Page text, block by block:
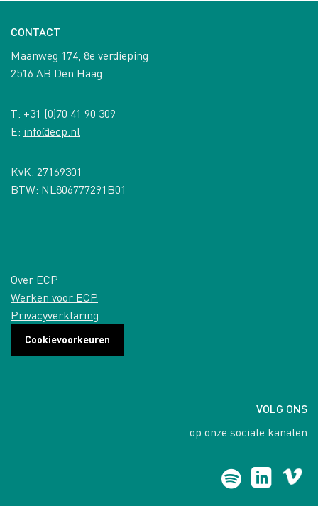
CONTACT
Maanweg 174, 8e verdieping
2516 AB Den Haag
T: +31 (0)70 41 90 309
E: info@ecp.nl
KvK: 27169301
BTW: NL806777291B01
Over ECP
Werken voor ECP
Privacyverklaring
Cookievoorkeuren
VOLG ONS
op onze sociale kanalen